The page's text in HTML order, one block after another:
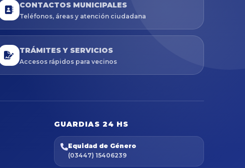
CONTACTOS MUNICIPALES
Teléfonos, áreas y atención ciudadana
TRÁMITES Y SERVICIOS
Accesos rápidos para vecinos
GUARDIAS 24 HS
Equidad de Género
(03447) 15406239